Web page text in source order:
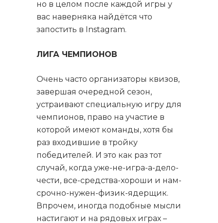
но в целом после каждой игры у
вас наверняка найдётся что
запостить в Instagram.
ЛИГА ЧЕМПИОНОВ
Очень часто организаторы квизов,
завершая очередной сезон,
устраивают специальную игру для
чемпионов, право на участие в
которой имеют команды, хотя бы
раз входившие в тройку
победителей. И это как раз тот
случай, когда уже-не-игра-а-дело-
чести, все-средства-хороши и нам-
срочно-нужен-физик-ядерщик.
Впрочем, иногда подобные мысли
настигают и на рядовых играх –